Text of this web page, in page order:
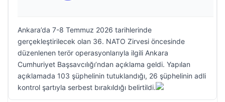
Ankara’da 7-8 Temmuz 2026 tarihlerinde
gerçekleştirilecek olan 36. NATO Zirvesi öncesinde
düzenlenen terör operasyonlarıyla ilgili Ankara
Cumhuriyet Başsavcılığı’ndan açıklama geldi. Yapılan
açıklamada 103 şüphelinin tutuklandığı, 26 şüphelinin adli
kontrol şartıyla serbest bırakıldığı belirtildi.